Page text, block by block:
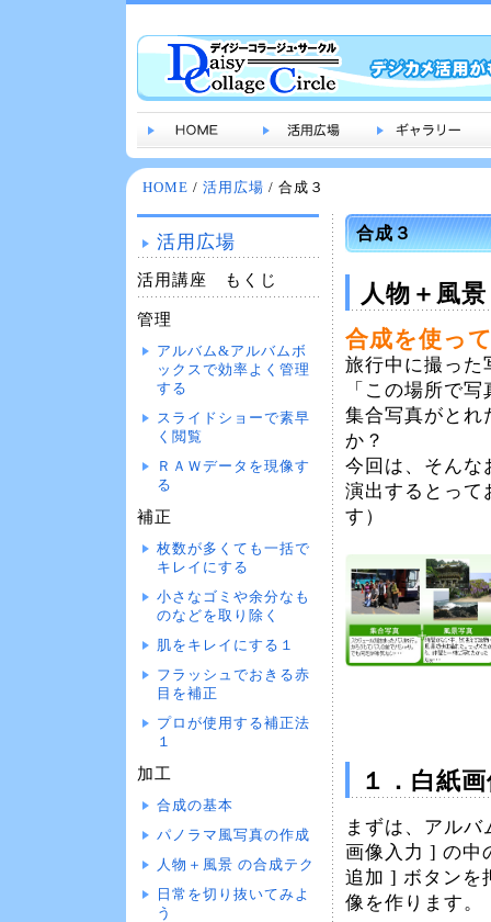
HOME / 活用広場 / 合成３
活用広場
活用講座 もくじ
管理
アルバム&アルバムボ
ックスで効率よく管理
する
スライドショーで素早
く閲覧
ＲＡＷデータを現像す
る
補正
枚数が多くても一括で
キレイにする
小さなゴミや余分なも
のなどを取り除く
肌をキレイにする１
フラッシュでおきる赤
目を補正
プロが使用する補正法
１
加工
合成の基本
パノラマ風写真の作成
人物＋風景 の合成テク
日常を切り抜いてみよ
う
合成３
人物＋風
合成を使っ
旅行中に撮った
「この場所で
集合写真がとれ
か？
今回は、そんな
演出するとっ
す）
１．白紙
まずは、アル
画像入力 ] の中
追加 ] ボタンを
像を作ります。